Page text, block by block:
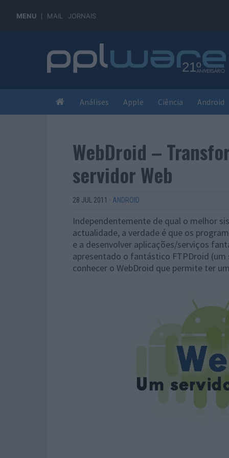
MENU MAIL JORNAIS
Análises Apple Ciência Android
WebDroid –
servidor Web
28 JUL 2011 · ANDROID
Independentemente de qual o melhor
actualidade, a verdade é que os
e a desenvolver aplicações/serviços
apresentado o fantástico FTPDroid (um
conhecer o WebDroid que permite ter